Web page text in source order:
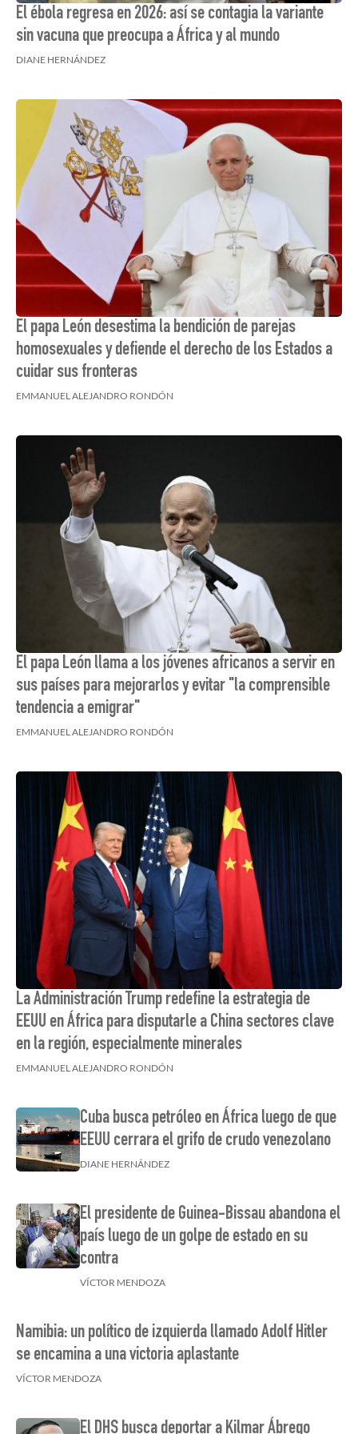
El ébola regresa en 2026: así se contagia la variante
sin vacuna que preocupa a África y al mundo
DIANE HERNÁNDEZ
El papa León desestima la bendición de parejas
homosexuales y defiende el derecho de los Estados a
cuidar sus fronteras
EMMANUEL ALEJANDRO RONDÓN
El papa León llama a los jóvenes africanos a servir en
sus países para mejorarlos y evitar "la comprensible
tendencia a emigrar"
EMMANUEL ALEJANDRO RONDÓN
La Administración Trump redefine la estrategia de
EEUU en África para disputarle a China sectores clave
en la región, especialmente minerales
EMMANUEL ALEJANDRO RONDÓN
Cuba busca petróleo en África luego de que
EEUU cerrara el grifo de crudo venezolano
DIANE HERNÁNDEZ
El presidente de Guinea-Bissau abandona el
país luego de un golpe de estado en su
contra
VÍCTOR MENDOZA
Namibia: un político de izquierda llamado Adolf Hitler
se encamina a una victoria aplastante
VÍCTOR MENDOZA
El DHS busca deportar a Kilmar Ábrego